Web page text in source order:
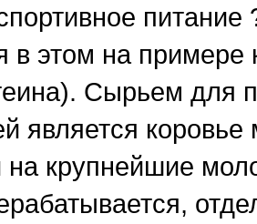
в этом на примере
Сырьем для
является
крупнейшие